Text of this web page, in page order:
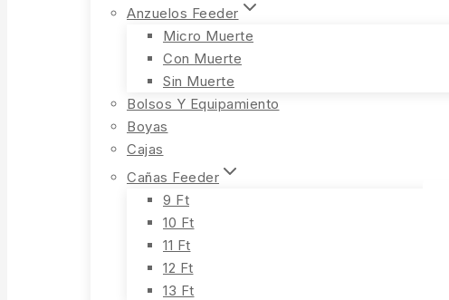
Anzuelos Feeder
Micro Muerte
Con Muerte
Sin Muerte
Bolsos Y Equipamiento
Boyas
Cajas
Cañas Feeder
9 Ft
10 Ft
11 Ft
12 Ft
13 Ft